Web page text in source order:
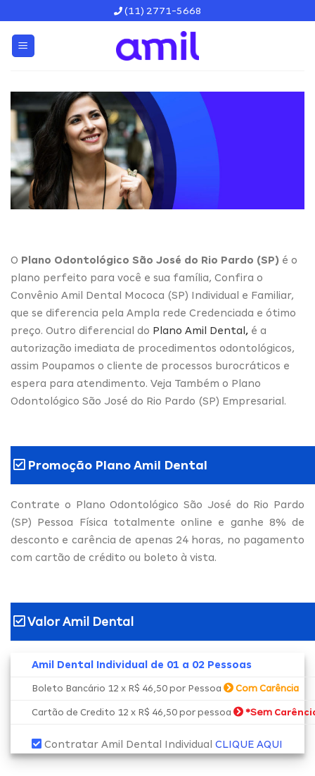
content
(11) 2771-5668
O Plano Odontológico São José do Rio Pardo (SP) é o
plano perfeito para você e sua família, Confira o
Convênio Amil Dental Mococa (SP) Individual e Familiar,
que se diferencia pela Ampla rede Credenciada e ótimo
preço. Outro diferencial do Plano Amil Dental , é a
autorização imediata de procedimentos odontológicos,
assim Poupamos o cliente de processos burocráticos e
espera para atendimento. Veja Também o Plano
Odontológico São José do Rio Pardo (SP) Empresarial.
Promoção Plano Amil Dental
Contrate o Plano Odontológico São José do Rio Pardo
(SP) Pessoa Física totalmente online e ganhe 8% de
desconto e carência de apenas 24 horas, no pagamento
com cartão de crédito ou boleto à vista.
Valor Amil Dental
Amil Dental Individual de 01 a 02 Pessoas
Boleto Bancário 12 x R$ 46,50 por Pessoa Com Carência
Cartão de Credito 12 x R$ 46,50 por pessoa *Sem
Contratar Amil Dental Individual CLIQUE AQUI